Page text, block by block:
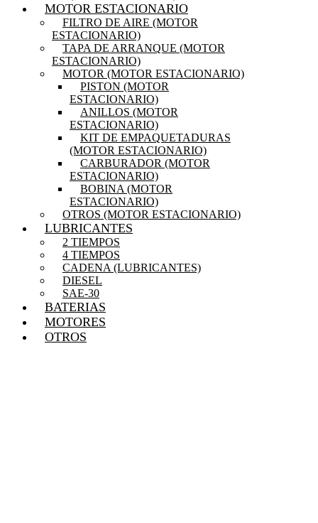
MOTOR ESTACIONARIO
FILTRO DE AIRE (MOTOR
ESTACIONARIO)
TAPA DE ARRANQUE (MOTOR
ESTACIONARIO)
MOTOR (MOTOR ESTACIONARIO)
PISTON (MOTOR
ESTACIONARIO)
ANILLOS (MOTOR
ESTACIONARIO)
KIT DE EMPAQUETADURAS
(MOTOR ESTACIONARIO)
CARBURADOR (MOTOR
ESTACIONARIO)
BOBINA (MOTOR
ESTACIONARIO)
OTROS (MOTOR ESTACIONARIO)
LUBRICANTES
2 TIEMPOS
4 TIEMPOS
CADENA (LUBRICANTES)
DIESEL
SAE-30
BATERIAS
MOTORES
OTROS